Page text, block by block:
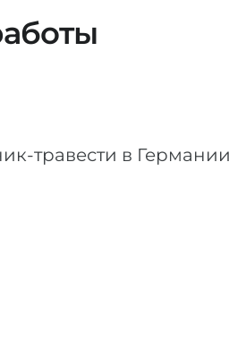
травести в